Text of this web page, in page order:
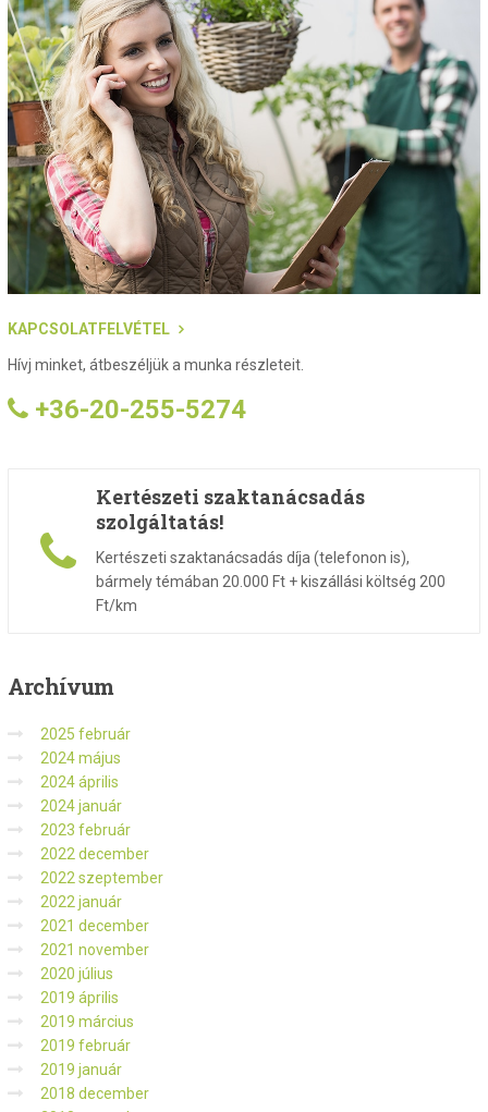
KAPCSOLATFELVÉTEL
Hívj minket, átbeszéljük a munka részleteit.
+36-20-255-5274
Kertészeti szaktanácsadás
szolgáltatás!
Kertészeti szaktanácsadás díja (telefonon is),
bármely témában 20.000 Ft + kiszállási költség 200
Ft/km
Archívum
2025 február
2024 május
2024 április
2024 január
2023 február
2022 december
2022 szeptember
2022 január
2021 december
2021 november
2020 július
2019 április
2019 március
2019 február
2019 január
2018 december